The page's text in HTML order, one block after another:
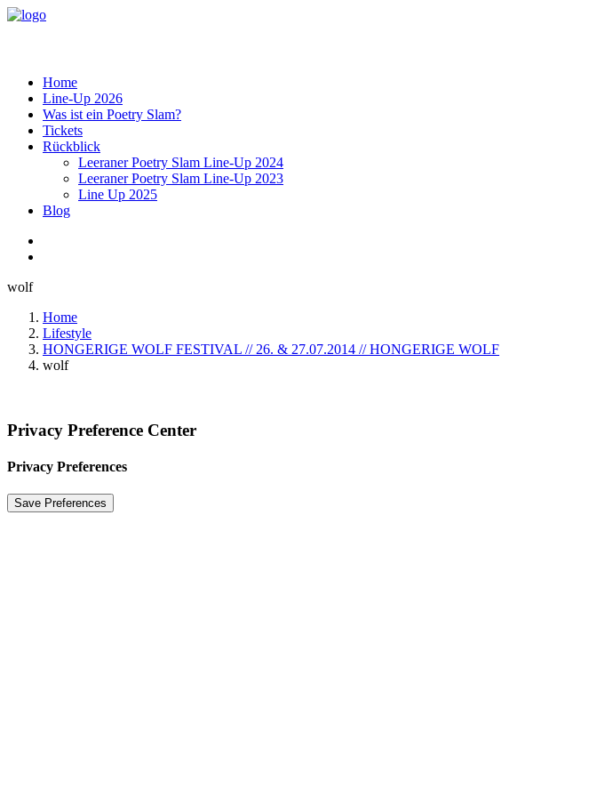
Home
Line-Up 2026
Was ist ein Poetry Slam?
Tickets
Rückblick
Leeraner Poetry Slam Line-Up 2024
Leeraner Poetry Slam Line-Up 2023
Line Up 2025
Blog
wolf
Home
Lifestyle
HONGERIGE WOLF FESTIVAL // 26. & 27.07.2014 // HONGERIGE WOLF
wolf
Privacy Preference Center
Privacy Preferences